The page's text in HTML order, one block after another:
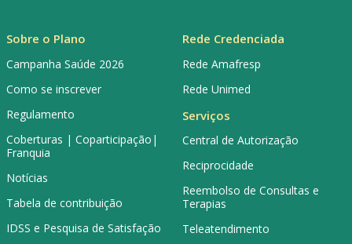
Sobre o Plano
Campanha Saúde 2026
Como se inscrever
Regulamento
Coberturas | Coparticipação|
Franquia
Notícias
Tabela de contribuição
IDSS e Pesquisa de Satisfação
Rede Credenciada
Rede Amafresp
Rede Unimed
Serviços
Central de Autorização
Reciprocidade
Reembolso de Consultas e
Terapias
Teleatendimento